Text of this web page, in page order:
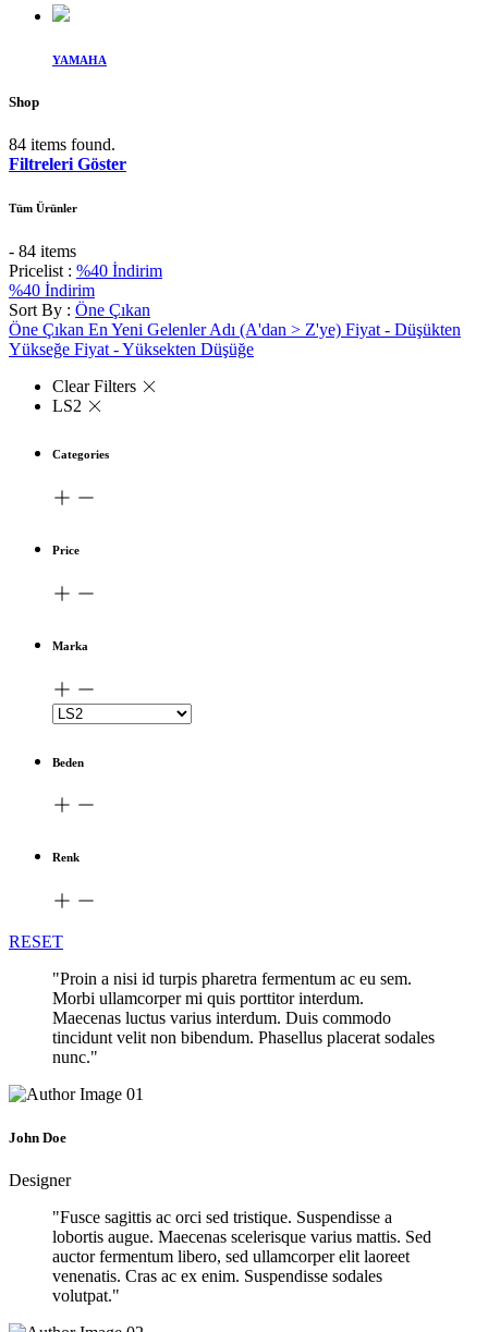
YAMAHA
Shop
84 items found.
Filtreleri Göster
Tüm Ürünler
- 84 items
Pricelist : %40 İndirim
%40 İndirim
Sort By : Öne Çıkan
Öne Çıkan En Yeni Gelenler Adı (A'dan > Z'ye) Fiyat - Düşükten
Yükseğe Fiyat - Yüksekten Düşüğe
Clear Filters
LS2
Categories
Price
Marka
Beden
Renk
RESET
"Proin a nisi id turpis pharetra fermentum ac eu sem.
Morbi ullamcorper mi quis porttitor interdum.
Maecenas luctus varius interdum. Duis commodo
tincidunt velit non bibendum. Phasellus placerat sodales
nunc."
John Doe
Designer
"Fusce sagittis ac orci sed tristique. Suspendisse a
lobortis augue. Maecenas scelerisque varius mattis. Sed
auctor fermentum libero, sed ullamcorper elit laoreet
venenatis. Cras ac ex enim. Suspendisse sodales
volutpat."